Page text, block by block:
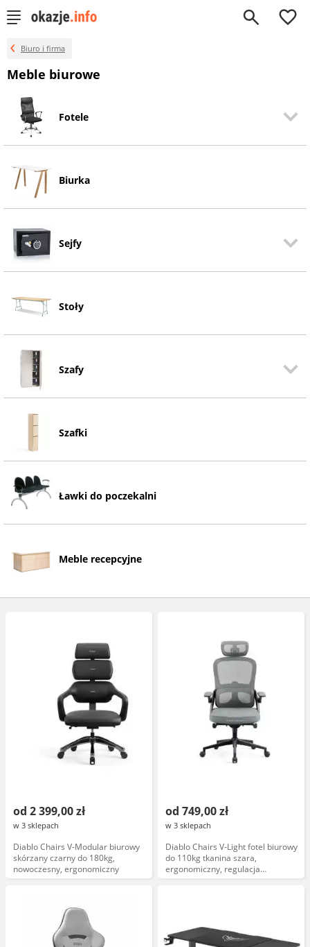
0
Biuro i firma
Meble biurowe
Fotele
Biurka
Sejfy
Stoły
Szafy
Szafki
Ławki do poczekalni
Meble recepcyjne
od 2 399,00 zł
w 3 sklepach
Diablo Chairs V-Modular biurowy
skórzany czarny do 180kg,
nowoczesny, ergonomiczny
od 749,00 zł
w 3 sklepach
Diablo Chairs V-Light fotel biurowy
do 110kg tkanina szara,
ergonomiczny, regulacja
wysokości, podłokietniki, obrotowy